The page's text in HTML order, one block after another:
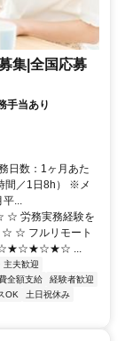
集|全国応募
手当あり
日数：1ヶ月あた
間／1日8h） ※メ
平...
務実務経験を
☆ ☆ フルリモート
...
主夫歓迎
全額支給
経験者歓迎
OK
土日祝休み